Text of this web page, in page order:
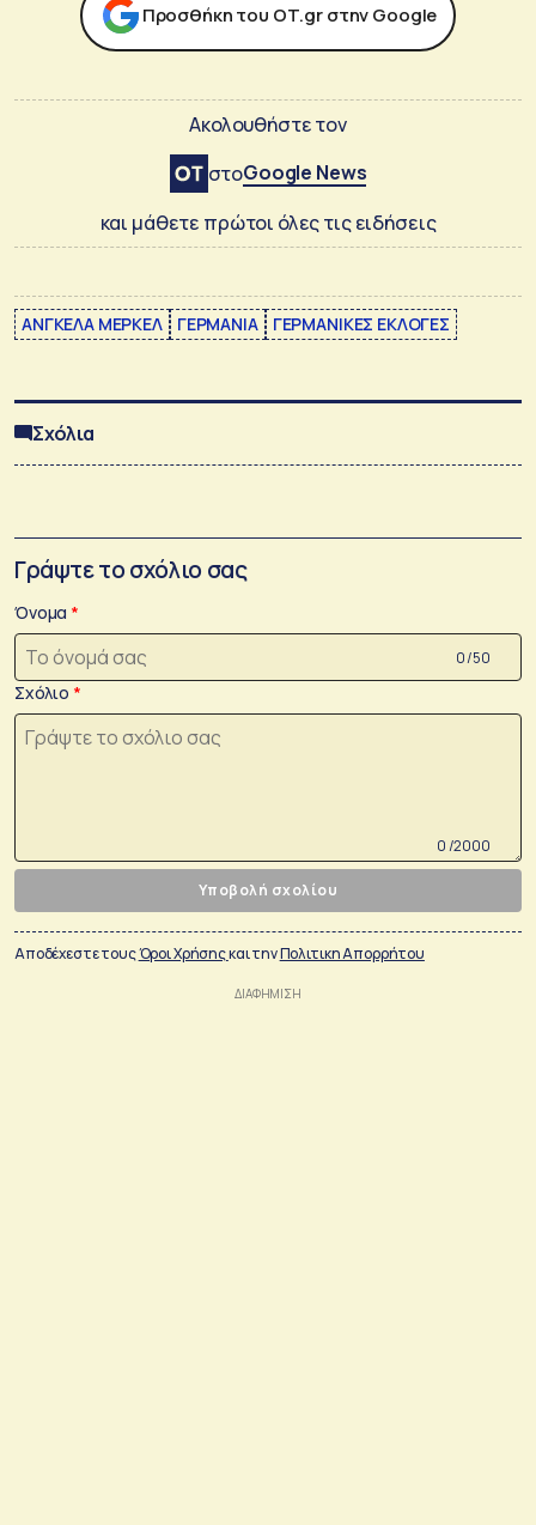
Προσθήκη του ΟΤ.gr στην Google
Ακολουθήστε τον
στοGoogle News
και μάθετε πρώτοι όλες τις ειδήσεις
ΑΝΓΚΕΛΑ ΜΕΡΚΕΛ ΓΕΡΜΑΝΙΑ ΓΕΡΜΑΝΙΚΕΣ ΕΚΛΟΓΕΣ
Σχόλια
Γράψτε το σχόλιο σας
Όνομα
0 /50
Σχόλιο
0 /2000
Υποβολή σχολίου
Αποδέχεστε τουςΌροι Χρήσηςκαι τηνΠολιτικη Απορρήτου